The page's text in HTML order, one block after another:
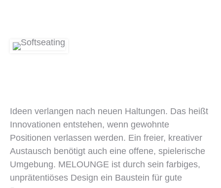
Ideen verlangen nach neuen Haltungen. Das heißt
Innovationen entstehen, wenn gewohnte
Positionen verlassen werden. Ein freier, kreativer
Austausch benötigt auch eine offene, spielerische
Umgebung. MELOUNGE ist durch sein farbiges,
unprätentiöses Design ein Baustein für gute